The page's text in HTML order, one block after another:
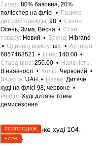
Склад 80% бавовна, 20%
поліестер на флісі
Размер
детской одежды 98
Сезон
Осень, Зима, Весна
Стан
товару Новий Бренд Hibrand
Одиниці виміру шт.
Артикул
6857463521
Ціна 140.00
Стара ціна 250.00
Наявність
В наявності
Колір Червоний
Валюта UAH Назва Дитяче
худі на флісі 98, червоне
Розділ Худі дитяче тонке
демисезонне
РОЗПРОДАЖ
−72%